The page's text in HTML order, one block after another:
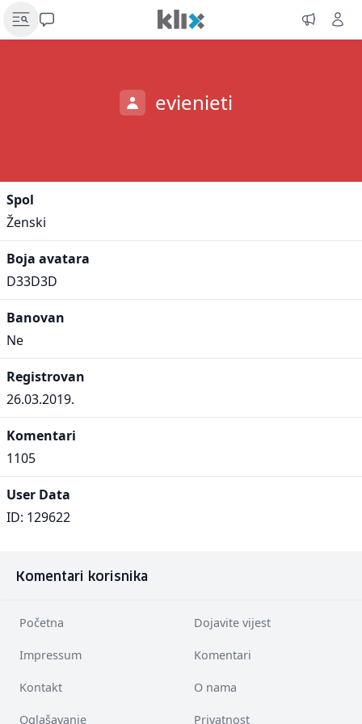
evienieti
Spol
Ženski
Boja avatara
D33D3D
Banovan
Ne
Registrovan
26.03.2019.
Komentari
1105
User Data
ID: 129622
Komentari korisnika
Početna Dojavite vijest
Impressum Komentari
Kontakt O nama
Oglašavanje Privatnost